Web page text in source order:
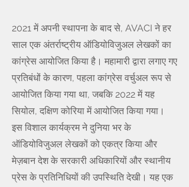
2021 में अपनी स्थापना के बाद से, AVACI ने हर
साल एक अंतर्राष्ट्रीय ऑडियोविजुअल लेखकों का
कांग्रेस आयोजित किया है। महामारी द्वारा लगाए गए
प्रतिबंधों के कारण, पहला कांग्रेस वर्चुअल रूप से
आयोजित किया गया था, जबकि 2022 में यह
सियोल, दक्षिण कोरिया में आयोजित किया गया।
इस विशाल कार्यक्रम ने दुनिया भर के
ऑडियोविजुअल लेखकों को एकत्र किया और
मेज़बान देश के सरकारी अधिकारियों और स्थानीय
प्रेस के प्रतिनिधियों की उपस्थिति देखी। यह एक